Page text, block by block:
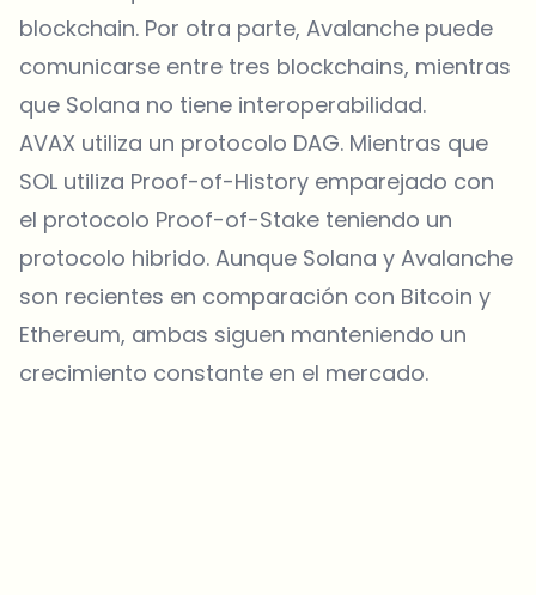
blockchain. Por otra parte, Avalanche puede
comunicarse entre tres blockchains, mientras
que Solana no tiene interoperabilidad.
AVAX utiliza un protocolo DAG. Mientras que
SOL utiliza Proof-of-History emparejado con
el protocolo Proof-of-Stake teniendo un
protocolo hibrido. Aunque Solana y Avalanche
son recientes en comparación con Bitcoin y
Ethereum, ambas siguen manteniendo un
crecimiento constante en el mercado.